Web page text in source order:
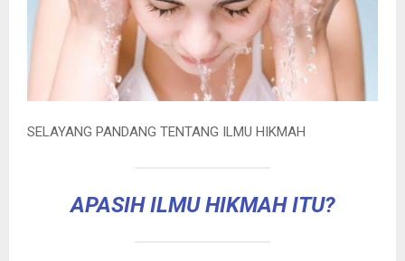
SELAYANG PANDANG TENTANG ILMU HIKMAH
APASIH ILMU HIKMAH ITU?